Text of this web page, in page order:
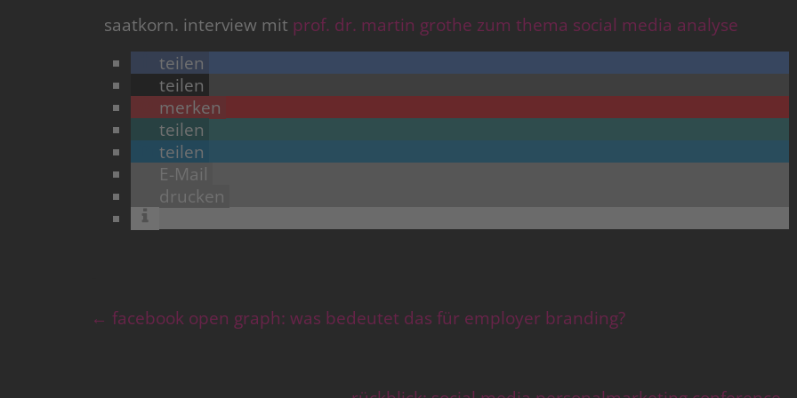
saatkorn. interview mit prof. dr. martin grothe zum thema social media analyse
teilen
teilen
merken
teilen
teilen
E-Mail
drucken
← facebook open graph: was bedeutet das für employer branding?